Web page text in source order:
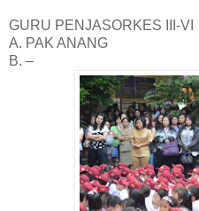
GURU PENJASORKES III-VI
A. PAK ANANG
B. –